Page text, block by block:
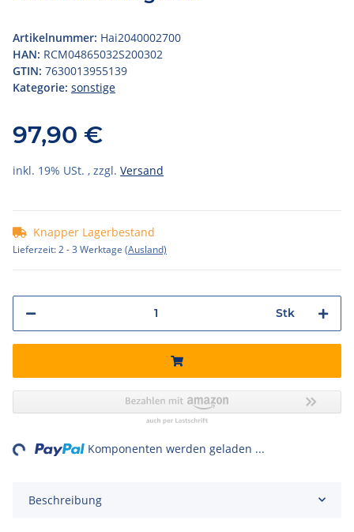
Artikelnummer: Hai2040002700
HAN: RCM04865032S200302
GTIN: 7630013955139
Kategorie: sonstige
97,90 €
inkl. 19% USt. , zzgl. Versand
Knapper Lagerbestand
Lieferzeit:2 - 3 Werktage (Ausland)
Stk
Komponenten werden geladen ...
Beschreibung